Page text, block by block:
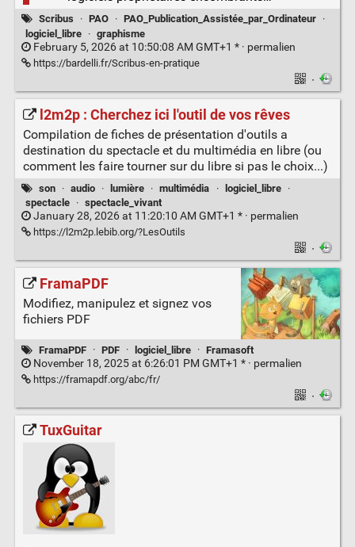
Scribus · PAO · PAO_Publication_Assistée_par_Ordinateur ·
logiciel_libre
· graphisme
February 5, 2026 at 10:50:08 AM GMT+1 * · permalien
https://bardelli.fr/Scribus-en-pratique
·
l2m2p : Cherchez ici l'outil de vos rêves
Compilation de fiches de présentation d'outils a
destination du spectacle et du multimédia en libre (ou
comment les faire tourner sur du libre si pas le choix...)
son · audio · lumière · multimédia · logiciel_libre
·
spectacle
· spectacle_vivant
January 28, 2026 at 11:20:10 AM GMT+1 * · permalien
https://l2m2p.lebib.org/?LesOutils
·
FramaPDF
Modifiez, manipulez et signez vos
fichiers PDF
FramaPDF · PDF · logiciel_libre · Framasoft
November 18, 2025 at 6:26:01 PM GMT+1 * · permalien
https://framapdf.org/abc/fr/
·
TuxGuitar